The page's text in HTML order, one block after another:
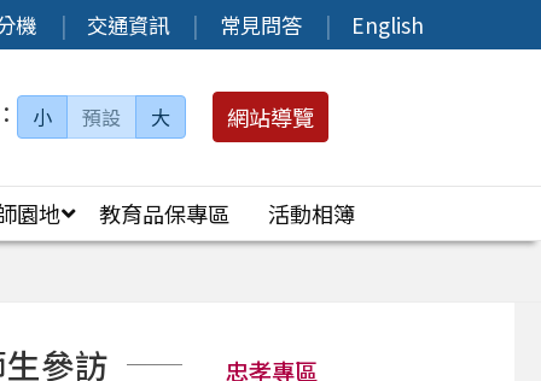
機 交通資訊 常見問答 English
小 預設 大 網站導覽
園地 教育品保專區 活動相簿
參訪 忠孝專區